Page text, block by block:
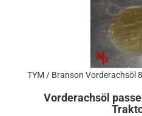
TYM / Branson Vorderachsöl
Vorderachsöl